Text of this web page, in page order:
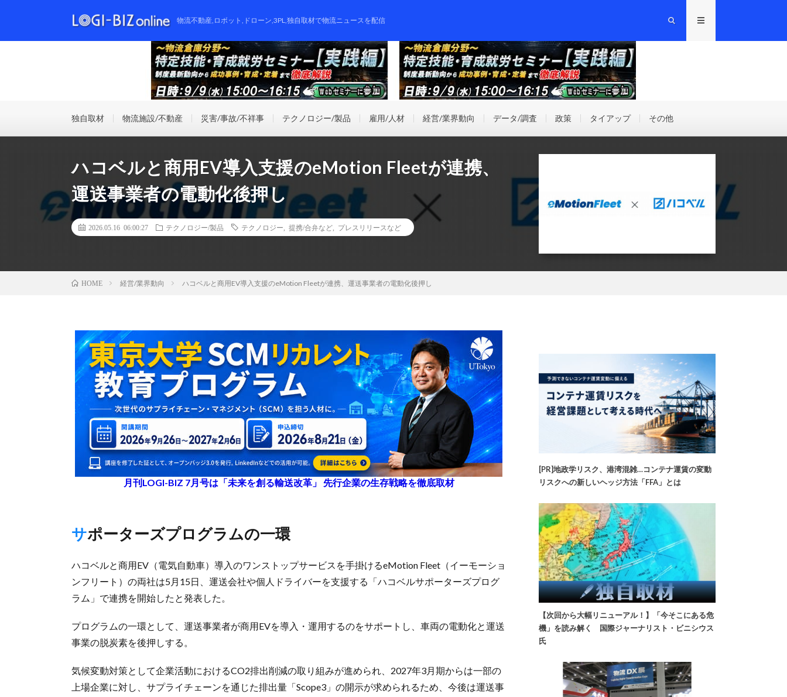
物流不動産,ロボット,ドローン,3PL,独自取材で物流ニュースを配信
独自取材 物流施設/不動産 災害/事故/不祥事 テクノロジー/製品 雇用/人材 経営/業界動向 データ/調査 政策 タイアップ その他
ハコベルと商用EV導入支援のeMotion Fleetが連携、
運送事業者の電動化後押し
2026.05.16 06:00:27 テクノロジー/製品 テクノロジー 提携/合弁など プレスリリースなど
HOME 経営/業界動向 ハコベルと商用EV導入支援のeMotion Fleetが連携、運送事業者の電動化後押し
月刊LOGI-BIZ 7月号は「未来を創る輸送改革」 先行企業の生存戦略を徹底取材
サポーターズプログラムの一環
ハコベルと商用EV（電気自動車）導入のワンストップサービスを手掛けるeMotion Fleet（イーモーショ
ンフリート）の両社は5月15日、運送会社や個人ドライバーを支援する「ハコベルサポーターズプログ
ラム」で連携を開始したと発表した。
プログラムの一環として、運送事業者が商用EVを導入・運用するのをサポートし、車両の電動化と運送
事業の脱炭素を後押しする。
気候変動対策として企業活動におけるCO2排出削減の取り組みが進められ、2027年3月期からは一部の
上場企業に対し、サプライチェーンを通じた排出量「Scope3」の開示が求められるため、今後は運送事
[PR]地政学リスク、港湾混雑…コンテナ運賃の変動
リスクへの新しいヘッジ方法「FFA」とは
【次回から大幅リニューアル！】「今そこにある危
機」を読み解く 国際ジャーナリスト・ビニシウス
氏